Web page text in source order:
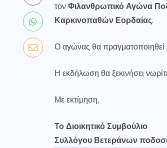
τονΦιλανθρωπικό Αγώνα
Καρκινοπαθών Εορδαίας.
Ο αγώνας θα πραγματοποιηθεί
Η εκδήλωση θα ξεκινήσει
Με εκτίμηση,
Το Διοικητικό Συμβούλιο
Συλλόγου Βετεράνων